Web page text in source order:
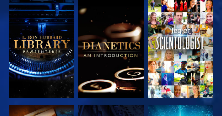
UDFORSK
SERIEN
UDFORSK
SERIEN
SE